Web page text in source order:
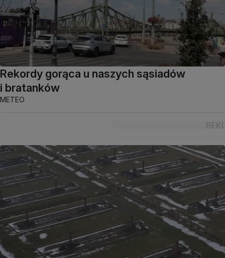
Rekordy gorąca u naszych sąsiadów
i bratanków
METEO